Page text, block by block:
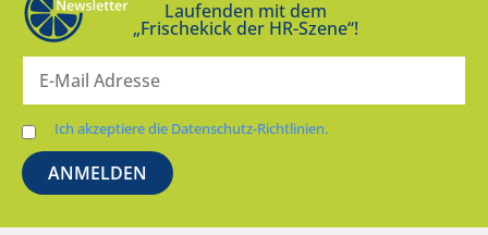
Laufenden mit dem
„Frischekick der HR-Szene“!
Ich akzeptiere die Datenschutz-Richtlinien.